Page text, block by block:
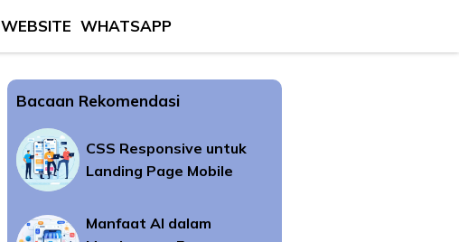
WEBSITE WHATSAPP
Bacaan Rekomendasi
CSS Responsive untuk
Landing Page Mobile
Manfaat AI dalam